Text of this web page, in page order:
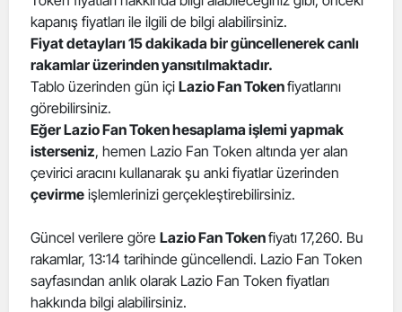
kapanış fiyatları ile ilgili de bilgi alabilirsiniz.
Fiyat detayları 15 dakikada bir güncellenerek canlı
rakamlar üzerinden yansıtılmaktadır.
Tablo üzerinden gün içi Lazio Fan Tokenfiyatlarını
görebilirsiniz.
Eğer Lazio Fan Token hesaplama işlemi yapmak
isterseniz, hemen Lazio Fan Token altında yer alan
çevirici aracını kullanarak şu anki fiyatlar üzerinden
çevirme işlemlerinizi gerçekleştirebilirsiniz.
Güncel verilere göre Lazio Fan Tokenfiyatı 17,260. Bu
rakamlar, 13:14 tarihinde güncellendi. Lazio Fan Token
sayfasından anlık olarak Lazio Fan Token fiyatları
hakkında bilgi alabilirsiniz.